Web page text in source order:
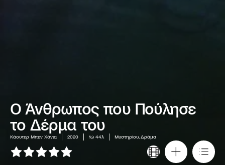
Ο Άνθρωπος που Πούλησε
το Δέρμα του
Κάουτερ Μπεν Χάνια 2020 1ώ 44λ Μυστηρίου, Δράμα